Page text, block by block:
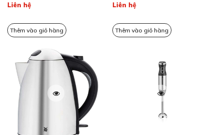
Liên hệ
Thêm vào giỏ hàng
Liên hệ
Thêm vào giỏ hàng